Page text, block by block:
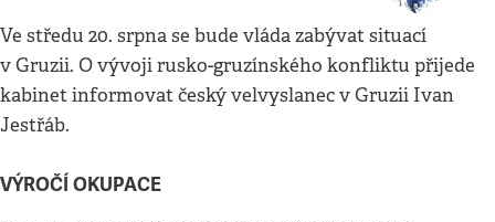
Ve středu 20. srpna se bude vláda zabývat situací
v Gruzii. O vývoji rusko-gruzínského konfliktu přijede
kabinet informovat český velvyslanec v Gruzii Ivan
Jestřáb.
VÝROČÍ OKUPACE